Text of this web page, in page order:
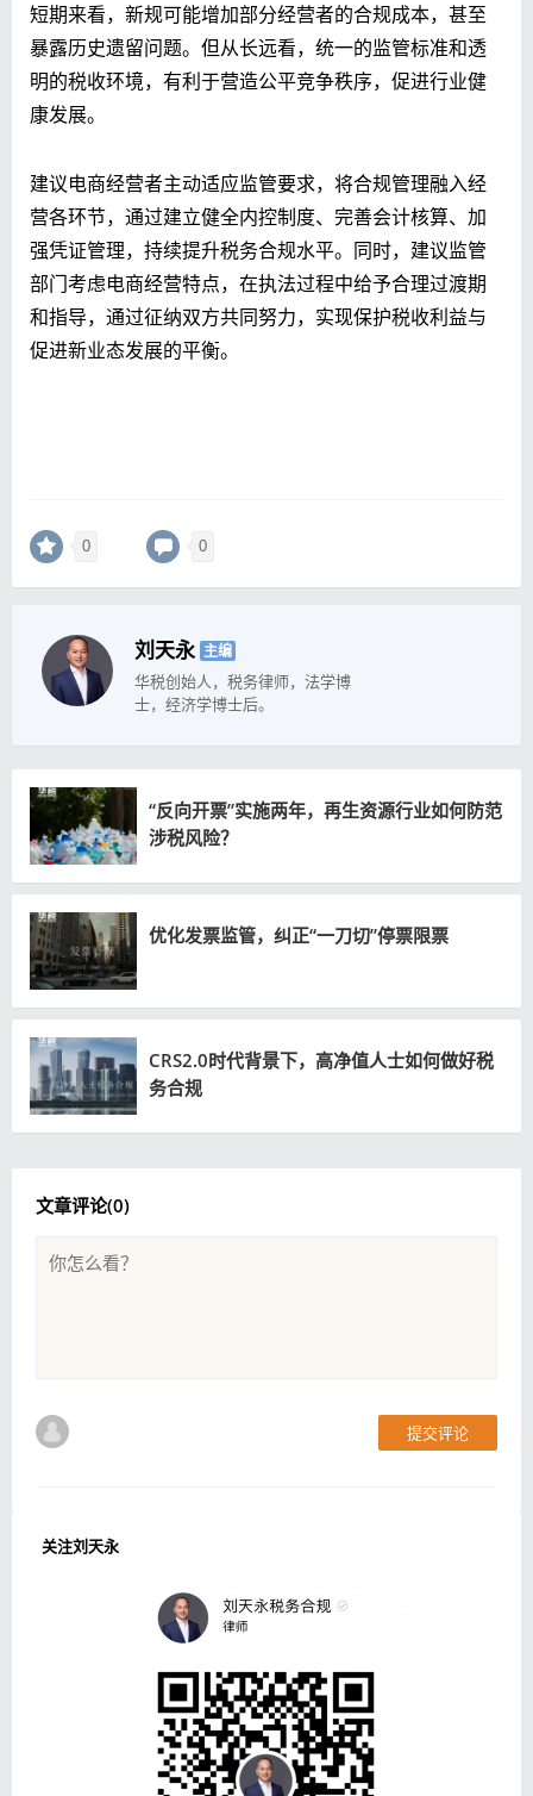
短期来看，新规可能增加部分经营者的合规成本，甚至
暴露历史遗留问题。但从长远看，统一的监管标准和透
明的税收环境，有利于营造公平竞争秩序，促进行业健
康发展。
建议电商经营者主动适应监管要求，将合规管理融入经
营各环节，通过建立健全内控制度、完善会计核算、加
强凭证管理，持续提升税务合规水平。同时，建议监管
部门考虑电商经营特点，在执法过程中给予合理过渡期
和指导，通过征纳双方共同努力，实现保护税收利益与
促进新业态发展的平衡。
0 0
刘天永 主编
华税创始人，税务律师，法学博
士，经济学博士后。
“反向开票”实施两年，再生资源行业如何防范
涉税风险？
优化发票监管，纠正“一刀切”停票限票
CRS2.0时代背景下，高净值人士如何做好税
务合规
文章评论(0)
提交评论
关注刘天永